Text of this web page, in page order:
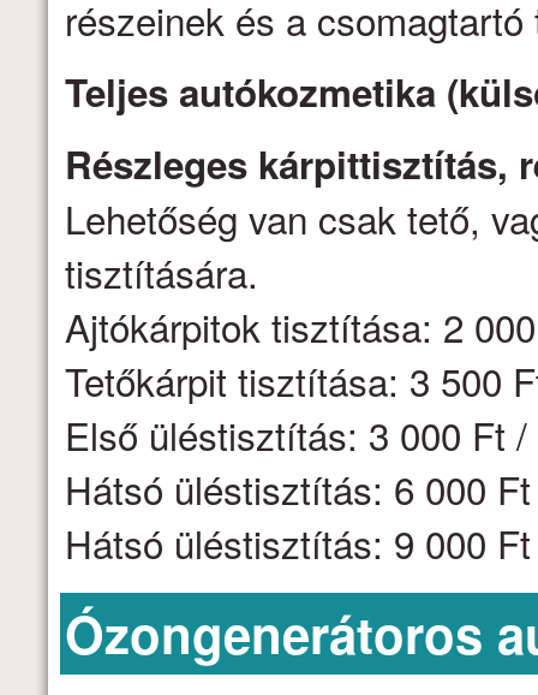
részeinek és a
Teljes autókozmetika
Részleges kárpittisztítás,
Lehetőség van csak tető,
tisztítására.
Ajtókárpitok tisztítása: 2
Tetőkárpit tisztítása: 3 500
Első üléstisztítás: 3 000 Ft
Hátsó üléstisztítás: 6 000
Hátsó üléstisztítás: 9 000
Ózongenerátoros